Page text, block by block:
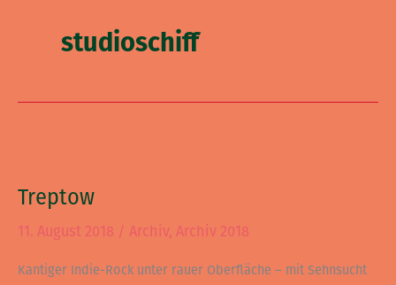
studioschiff
Treptow
11. August 2018 / Archiv, Archiv 2018
Kantiger Indie-Rock unter rauer Oberfläche – mit Sehnsucht